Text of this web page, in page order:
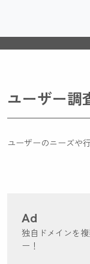
ユーザー調
ユーザーのニーズや
Ad
独自ドメインを
ー！